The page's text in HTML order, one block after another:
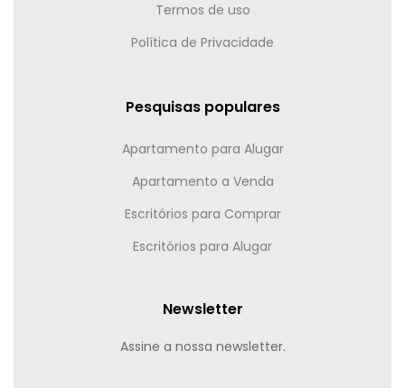
Termos de uso
Política de Privacidade
Pesquisas populares
Apartamento para Alugar
Apartamento a Venda
Escritórios para Comprar
Escritórios para Alugar
Newsletter
Assine a nossa newsletter.